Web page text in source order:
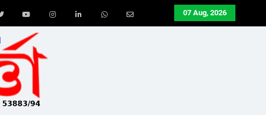
07 Aug, 2026
Youtube